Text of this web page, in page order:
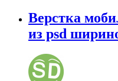
Верстка
из psd